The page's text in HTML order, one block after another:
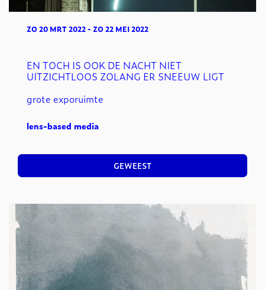
EN TOCH IS OOK DE NACHT NIET
UITZICHTLOOS ZOLANG ER SNEEUW LIGT
ZO 20 MRT 2022- ZO 22 MEI 2022
grote exporuimte
lens-based media
GEWEEST